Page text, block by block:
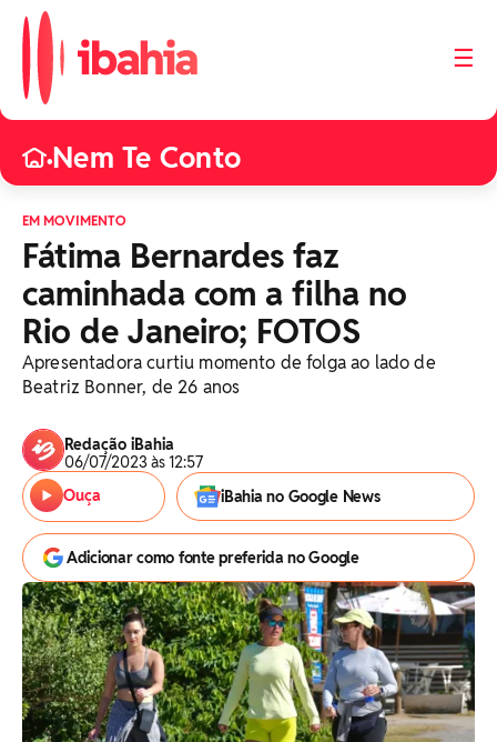
☰
•Nem Te Conto
EM MOVIMENTO
Fátima Bernardes faz
caminhada com a filha no
Rio de Janeiro; FOTOS
Apresentadora curtiu momento de folga ao lado de
Beatriz Bonner, de 26 anos
Redação iBahia
06/07/2023 às 12:57
Ouça
iBahia no Google News
Adicionar como fonte preferida no Google